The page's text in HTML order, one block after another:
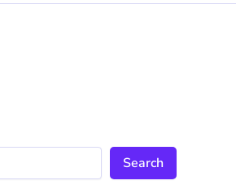
Search